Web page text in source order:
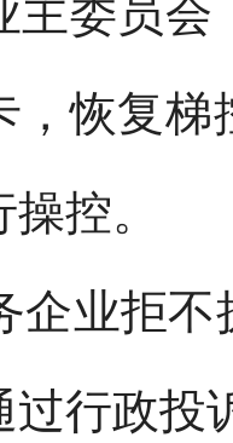
主委员
，恢复
控。
企业拒
过行政投